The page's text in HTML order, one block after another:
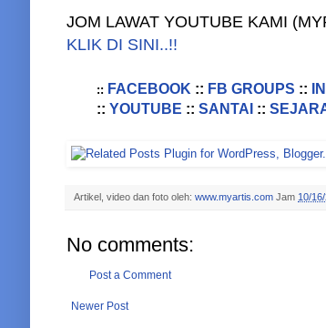
JOM LAWAT YOUTUBE KAMI
KLIK DI SINI..!!
:: FACEBOOK :: FB GROUPS ::
:: YOUTUBE :: SANTAI ::
Artikel, video dan foto oleh: www.myartis.com Jam 10/
No comments:
Post a Comment
Newer Post